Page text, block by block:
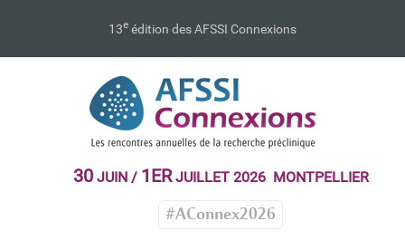
13e édition des AFSSI Connexions
30JUIN / 1ERJUILLET 2026 MONTPELLIER
#AConnex2026